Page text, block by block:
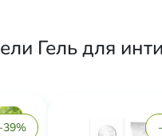
Гель для
-39%